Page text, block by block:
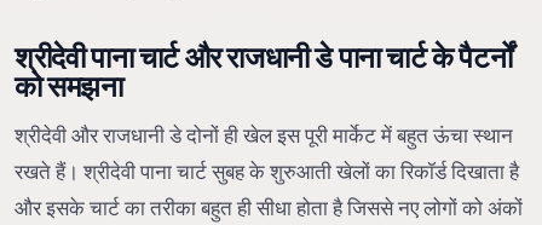
श्रीदेवी पाना चार्ट और राजधानी डे पाना चार्ट के पैटर्नों
को समझना
श्रीदेवी और राजधानी डे दोनों ही खेल इस पूरी मार्केट में बहुत ऊंचा स्थान
रखते हैं। श्रीदेवी पाना चार्ट सुबह के शुरुआती खेलों का रिकॉर्ड दिखाता है
और इसके चार्ट का तरीका बहुत ही सीधा होता है जिससे नए लोगों को अंकों